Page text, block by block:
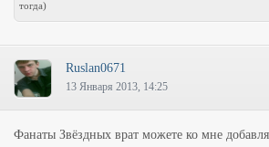
тогда)
Ruslan0671
13 Января 2013, 14:25
Фанаты Звёздных врат можете ко мне